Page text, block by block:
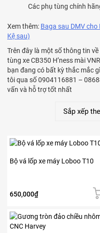
Các phụ tùng chính
Xem thêm: Baga sau DMV cho
Kệ sau)
Trên đây là một số thông tin
tùng xe CB350 H’ness mài
bạn đang có bất kỳ thắc mắc
tôi qua số 0904116881 –
vấn và hỗ trợ tốt nhất
Bộ vá lốp xe máy Loboo T10
650,000₫